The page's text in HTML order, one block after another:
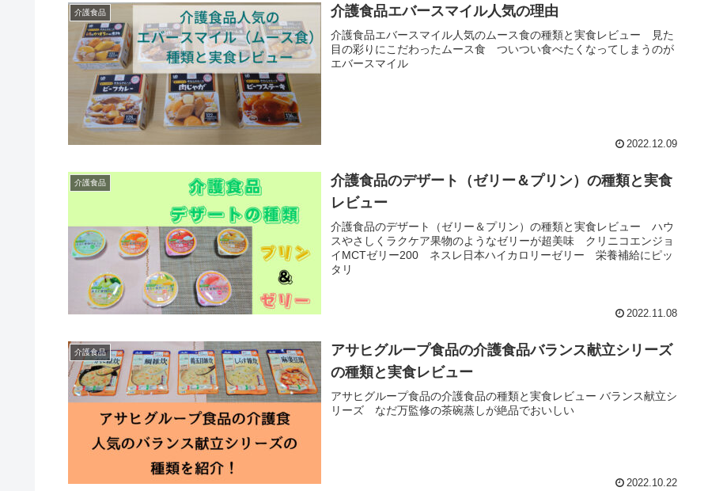
介護食品 介護食品エバースマイル人気の理由
介護食品エバースマイル人気のムース食の種類と実食レビュー 見た
目の彩りにこだわったムース食 ついつい食べたくなってしまうのが
エバースマイル
2022.12.09
介護食品
介護食品のデザート（ゼリー＆プリン）の種類と実食
レビュー
介護食品のデザート（ゼリー＆プリン）の種類と実食レビュー ハウ
スやさしくラクケア果物のようなゼリーが超美味 クリニコエンジョ
イMCTゼリー200 ネスレ日本ハイカロリーゼリー 栄養補給にピッ
タリ
2022.11.08
介護食品
アサヒグループ食品の介護食品バランス献立シリーズ
の種類と実食レビュー
アサヒグループ食品の介護食品の種類と実食レビュー バランス献立シ
リーズ なだ万監修の茶碗蒸しが絶品でおいしい
2022.10.22